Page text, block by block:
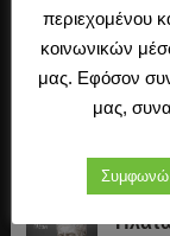
Η
Ο
περιεχομένου
κοινωνικών
μας. Εφόσον
μας,
Συμφωνώ